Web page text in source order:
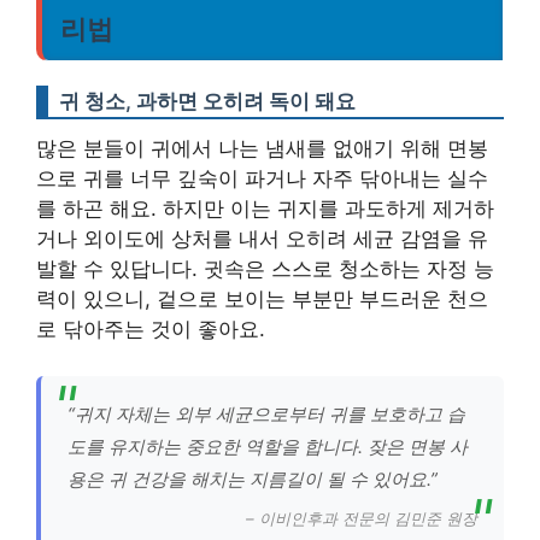
리법
귀 청소, 과하면 오히려 독이 돼요
많은 분들이 귀에서 나는 냄새를 없애기 위해 면봉
으로 귀를 너무 깊숙이 파거나 자주 닦아내는 실수
를 하곤 해요. 하지만 이는 귀지를 과도하게 제거하
거나 외이도에 상처를 내서 오히려 세균 감염을 유
발할 수 있답니다. 귓속은 스스로 청소하는 자정 능
력이 있으니, 겉으로 보이는 부분만 부드러운 천으
로 닦아주는 것이 좋아요.
“귀지 자체는 외부 세균으로부터 귀를 보호하고 습
도를 유지하는 중요한 역할을 합니다. 잦은 면봉 사
용은 귀 건강을 해치는 지름길이 될 수 있어요.”
– 이비인후과 전문의 김민준 원장